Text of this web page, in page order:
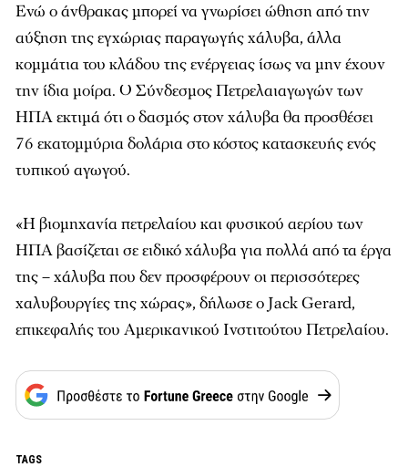
Ενώ ο άνθρακας μπορεί να γνωρίσει ώθηση από την
αύξηση της εγχώριας παραγωγής χάλυβα, άλλα
κομμάτια του κλάδου της ενέργειας ίσως να μην έχουν
την ίδια μοίρα. Ο Σύνδεσμος Πετρελαιαγωγών των
ΗΠΑ εκτιμά ότι ο δασμός στον χάλυβα θα προσθέσει
76 εκατομμύρια δολάρια στο κόστος κατασκευής ενός
τυπικού αγωγού.
«Η βιομηχανία πετρελαίου και φυσικού αερίου των
ΗΠΑ βασίζεται σε ειδικό χάλυβα για πολλά από τα έργα
της – χάλυβα που δεν προσφέρουν οι περισσότερες
χαλυβουργίες της χώρας», δήλωσε ο Jack Gerard,
επικεφαλής του Αμερικανικού Ινστιτούτου Πετρελαίου.
TAGS